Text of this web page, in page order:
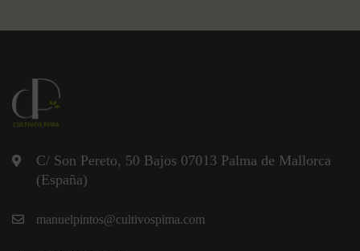
C/ Son Pereto, 50 Bajos 07013 Palma de Mallorca
(España)
manuelpintos@cultivospima.com